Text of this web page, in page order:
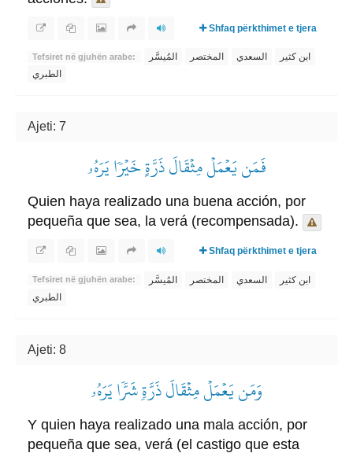
Shfaq përkthimet e tjera
Tefsiret në gjuhën arabe: المُيسَّر المختصر السعدي
ابن كثير
الطبري
Ajeti: 7
فَمَن يَعۡمَلۡ مِثۡقَالَ ذَرَّةٍ خَيۡرٗا يَرَهُۥ
Quien haya realizado una buena acción, por
pequeña que sea, la verá (recompensada).
Shfaq përkthimet e tjera
Tefsiret në gjuhën arabe: المُيسَّر المختصر السعدي
ابن كثير
الطبري
Ajeti: 8
وَمَن يَعۡمَلۡ مِثۡقَالَ ذَرَّةٖ شَرّٗا يَرَهُۥ
Y quien haya realizado una mala acción, por
pequeña que sea, verá (el castigo que esta